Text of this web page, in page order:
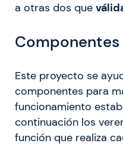
a otras dos que
Este proyecto se
componentes para
funcionamiento
continuación los
función que realiza